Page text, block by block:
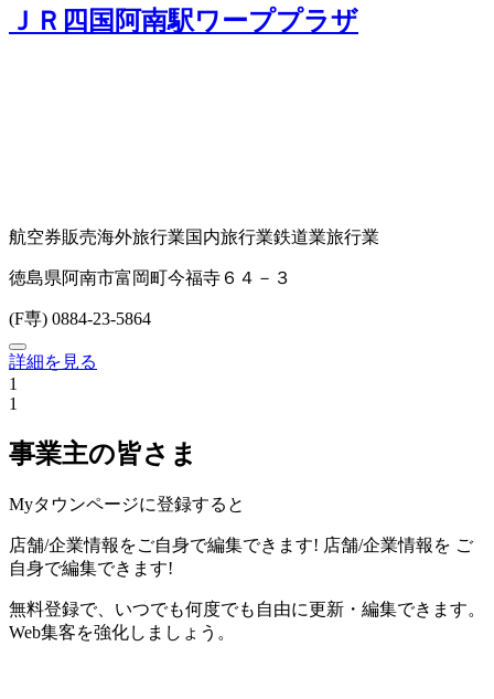
ＪＲ四国阿南駅ワーププラザ
航空券販売海外旅行業国内旅行業鉄道業旅行業
徳島県阿南市富岡町今福寺６４－３
(F専) 0884-23-5864
詳細を見る
1
1
事業主の皆さま
Myタウンページに登録すると
店舗/企業情報をご自身で編集できます! 店舗/企業情報を ご
自身で編集できます!
無料登録で、いつでも何度でも自由に更新・編集できます。
Web集客を強化しましょう。